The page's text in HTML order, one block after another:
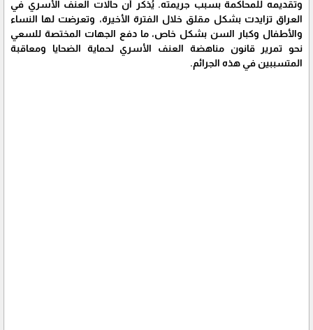
وتقديمه للمحاكمة بسبب جريمته. يُذكر أن حالات العنف الأسري في
العراق تزايدت بشكل مقلق خلال الفترة الأخيرة، وتعرضت لها النساء
والأطفال وكبار السن بشكل خاص، ما دفع الجهات المختصة للسعي
نحو تمرير قانون مناهضة العنف الأسري لحماية الضحايا ومعاقبة
المتسببين في هذه الجرائم.